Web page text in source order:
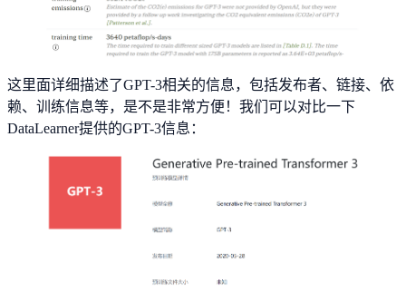
这里面详细描述了GPT-3相关的信息，包括发布者、链接、依
赖、训练信息等，是不是非常方便！我们可以对比一下
DataLearner提供的GPT-3信息：